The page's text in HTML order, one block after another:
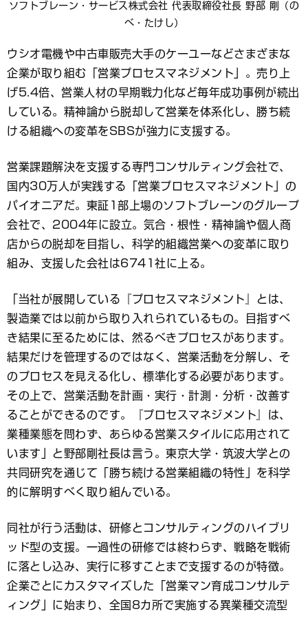
ソフトブレーン・サービス株式会社 代表取締役社長 野部 剛（の
べ・たけし）
ウシオ電機や中古車販売大手のケーユーなどさまざまな
企業が取り組む「営業プロセスマネジメント」。売り上
げ5.4倍、営業人材の早期戦力化など毎年成功事例が続出
している。精神論から脱却して営業を体系化し、勝ち続
ける組織への変革をSBSが強力に支援する。
営業課題解決を支援する専門コンサルティング会社で、
国内30万人が実践する「営業プロセスマネジメント」の
パイオニアだ。東証1部上場のソフトブレーンのグループ
会社で、2004年に設立。気合・根性・精神論や個人商
店からの脱却を目指し、科学的組織営業への変革に取り
組み、支援した会社は6741社に上る。
「当社が展開している『プロセスマネジメント』とは、
製造業では以前から取り入れられているもの。目指すべ
き結果に至るためには、然るべきプロセスがあります。
結果だけを管理するのではなく、営業活動を分解し、そ
のプロセスを見える化し、標準化する必要があります。
その上で、営業活動を計画・実行・計測・分析・改善す
ることができるのです。『プロセスマネジメント』は、
業種業態を問わず、あらゆる営業スタイルに応用されて
います」と野部剛社長は言う。東京大学・筑波大学との
共同研究を通じて「勝ち続ける営業組織の特性」を科学
的に解明すべく取り組んでいる。
同社が行う活動は、研修とコンサルティングのハイブリ
ッド型の支援。一過性の研修では終わらず、戦略を戦術
に落とし込み、実行に移すことまで支援するのが特徴。
企業ごとにカスタマイズした「営業マン育成コンサルテ
ィング」に始まり、全国8カ所で実施する異業種交流型